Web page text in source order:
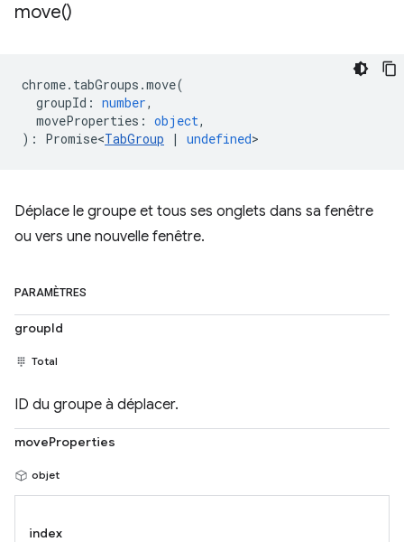
move()
chrome. tabGroups .move(
groupId : number,
moveProperties : object,
) : Promise<TabGroup | undefined>
Déplace le groupe et tous ses onglets dans sa fenêtre
ou vers une nouvelle fenêtre.
PARAMÈTRES
groupId
Total
ID du groupe à déplacer.
moveProperties
objet
index